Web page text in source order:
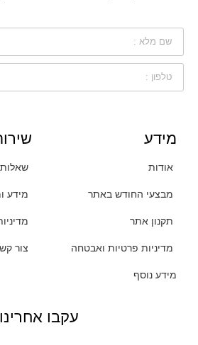
מידע
אודות
מבצעי החודש באתר
תקנון אתר
מדיניות פרטיות ואבטחה
מידע נוסף
מידע
צור
עקבו אחרינו